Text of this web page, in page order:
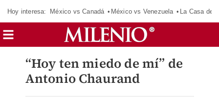
Hoy interesa: México vs Canadá México vs Venezuela La Casa de
“Hoy ten miedo de mí” de
Antonio Chaurand